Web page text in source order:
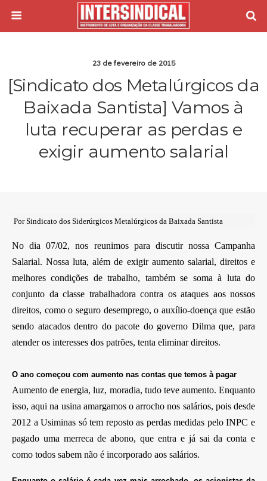
23 de fevereiro de 2015
[Sindicato dos Metalúrgicos da
Baixada Santista] Vamos à
luta recuperar as perdas e
exigir aumento salarial
Por Sindicato dos Siderúrgicos Metalúrgicos da Baixada Santista
No dia 07/02, nos reunimos para discutir nossa Campanha
Salarial. Nossa luta, além de exigir aumento salarial, direitos e
melhores condições de trabalho, também se soma à luta do
conjunto da classe trabalhadora contra os ataques aos nossos
direitos, como o seguro desemprego, o auxílio-doença que estão
sendo atacados dentro do pacote do governo Dilma que, para
atender os interesses dos patrões, tenta eliminar direitos.
O ano começou com aumento nas contas que temos à pagar
Aumento de energia, luz, moradia, tudo teve aumento. Enquanto
isso, aqui na usina amargamos o arrocho nos salários, pois desde
2012 a Usiminas só tem reposto as perdas medidas pelo INPC e
pagado uma merreca de abono, que entra e já sai da conta e
como todos sabem não é incorporado aos salários.